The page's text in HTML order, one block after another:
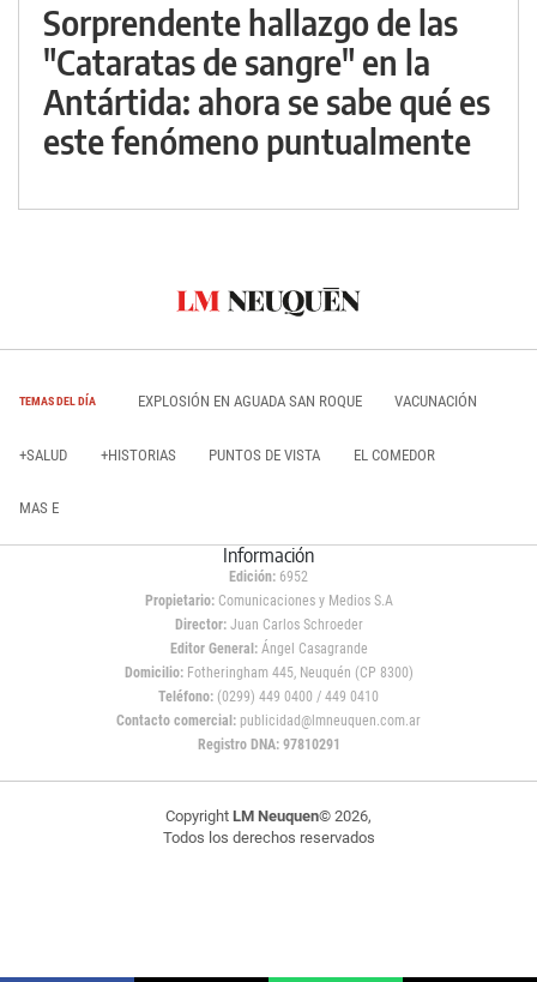
Sorprendente hallazgo de las
"Cataratas de sangre" en la
Antártida: ahora se sabe qué es
este fenómeno puntualmente
TEMAS DEL DÍA EXPLOSIÓN EN AGUADA SAN ROQUE VACUNACIÓN
+SALUD +HISTORIAS PUNTOS DE VISTA EL COMEDOR
MAS E
Información
Edición: 6952
Propietario:Comunicaciones y Medios S.A
Director: Juan Carlos Schroeder
Editor General:Ángel Casagrande
Domicilio:Fotheringham 445, Neuquén (CP 8300)
Teléfono: (0299) 449 0400 / 449 0410
Contacto comercial: publicidad@lmneuquen.com.ar
Registro DNA: 97810291
Copyright LM Neuquen© 2026,
Todos los derechos reservados